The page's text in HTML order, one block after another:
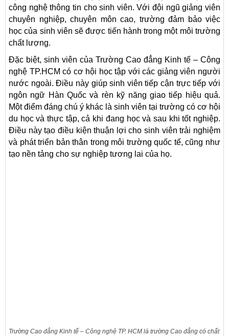
công nghệ thông tin cho sinh viên. Với đội ngũ giảng viên
chuyên nghiệp, chuyên môn cao, trường đảm bảo việc
học của sinh viên sẽ được tiến hành trong một môi trường
chất lượng.
Đặc biệt, sinh viên của Trường Cao đẳng Kinh tế – Công
nghệ TP.HCM có cơ hội học tập với các giảng viên người
nước ngoài. Điều này giúp sinh viên tiếp cận trực tiếp với
ngôn ngữ Hàn Quốc và rèn kỹ năng giao tiếp hiệu quả.
Một điểm đáng chú ý khác là sinh viên tại trường có cơ hội
du học và thực tập, cả khi đang học và sau khi tốt nghiệp.
Điều này tạo điều kiện thuận lợi cho sinh viên trải nghiệm
và phát triển bản thân trong môi trường quốc tế, cũng như
tạo nền tảng cho sự nghiệp tương lai của họ.
Trường Cao đẳng Kinh tế – Công nghệ TP. HCM là trường Cao đẳng có chất